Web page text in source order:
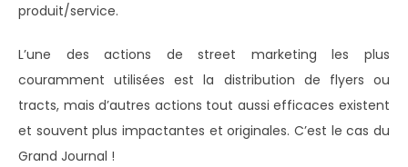
produit/service.
L’une des actions de street marketing les plus
couramment utilisées est la distribution de flyers ou
tracts, mais d’autres actions tout aussi efficaces existent
et souvent plus impactantes et originales. C’est le cas du
Grand Journal !